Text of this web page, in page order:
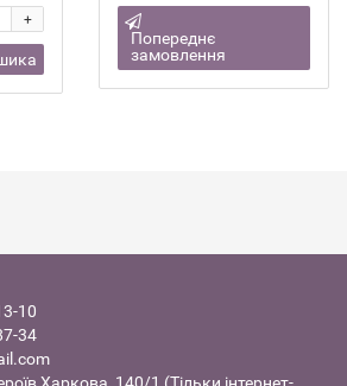
+
Попереднє
замовлення
10
34